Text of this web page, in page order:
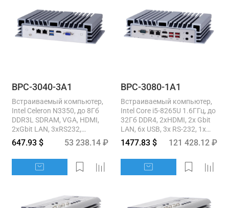
BPC-3040-3A1
Встраиваемый компьютер,
Intel Celeron N3350, до 8Гб
DDR3L SDRAM, VGA, HDMI,
2xGbit LAN, 3xRS232,
1xRS232/422/485, 6xUSB,
SATA2, M.2 2242, full...
647.93 $ 53 238.14 ₽
BPC-3080-1A1
Встраиваемый компьютер,
Intel Core i5-8265U 1.6ГГц, до
32Гб DDR4, 2xHDMI, 2x Gbit
LAN, 6x USB, 3x RS-232, 1x
RS-232/422/485, Line-Out,...
1477.83 $ 121 428.12 ₽